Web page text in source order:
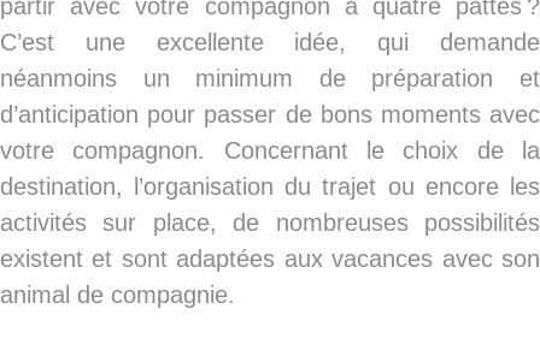
partir avec votre compagnon à quatre pattes ?
C’est une excellente idée, qui demande
néanmoins un minimum de préparation et
d’anticipation pour passer de bons moments avec
votre compagnon. Concernant le choix de la
destination, l’organisation du trajet ou encore les
activités sur place, de nombreuses possibilités
existent et sont adaptées aux vacances avec son
animal de compagnie.